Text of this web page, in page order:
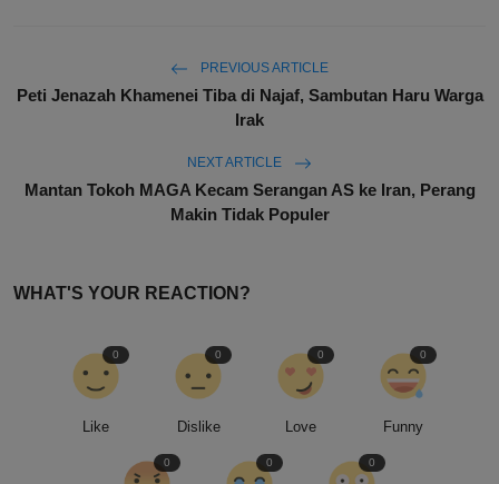
PREVIOUS ARTICLE
Peti Jenazah Khamenei Tiba di Najaf, Sambutan Haru Warga
Irak
NEXT ARTICLE
Mantan Tokoh MAGA Kecam Serangan AS ke Iran, Perang
Makin Tidak Populer
WHAT'S YOUR REACTION?
Like
0
Dislike
0
Love
0
Funny
0
0 0 0